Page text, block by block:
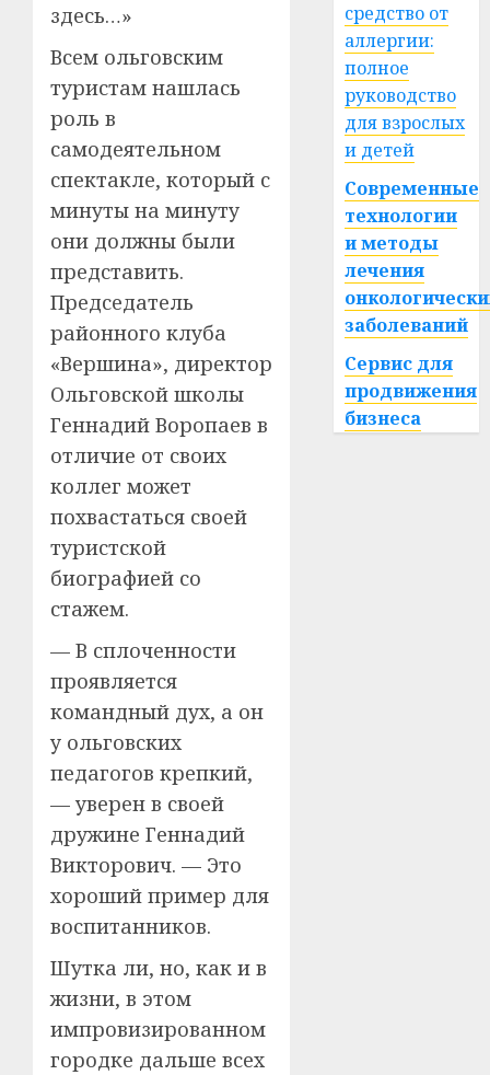
здесь…»
Всем ольговским
туристам нашлась
роль в
самодеятельном
спектакле, который с
минуты на минуту
они должны были
представить.
Председатель
районного клуба
«Вершина», директор
Ольговской школы
Геннадий Воропаев в
отличие от своих
коллег может
похвастаться своей
туристской
биографией со
стажем.
— В сплоченности
проявляется
командный дух, а он
у ольговских
педагогов крепкий,
— уверен в своей
дружине Геннадий
Викторович. — Это
хороший пример для
воспитанников.
Шутка ли, но, как и в
жизни, в этом
импровизированном
городке дальше всех
средство от
аллергии:
полное
руководство
для взрослых
и детей
Современные
технологии
и методы
лечения
заболеваний
Сервис для
продвижения
бизнеса